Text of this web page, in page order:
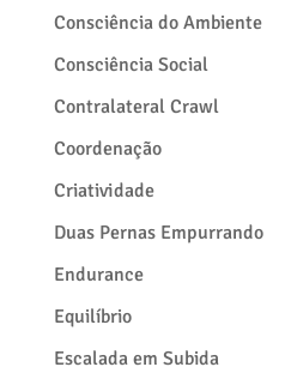
Consciência do Ambiente
Consciência Social
Contralateral Crawl
Coordenação
Criatividade
Duas Pernas Empurrando
Endurance
Equilíbrio
Escalada em Subida